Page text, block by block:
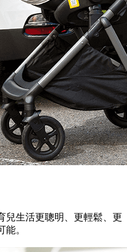
兒生活更聰明、更輕鬆、更
。